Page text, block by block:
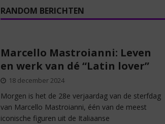
RANDOM BERICHTEN
Marcello Mastroianni: Leven
en werk van dé “Latin lover”
18 december 2024
Morgen is het de 28e verjaardag van de sterfdag
van Marcello Mastroianni, één van de meest
iconische figuren uit de Italiaanse